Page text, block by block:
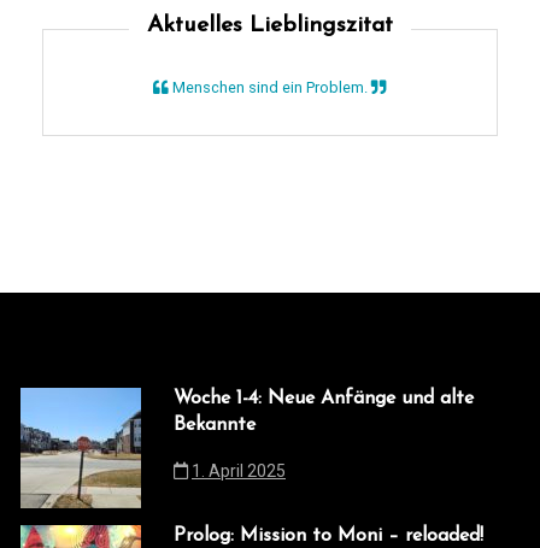
Aktuelles Lieblingszitat
Menschen sind ein Problem.
Woche 1-4: Neue Anfänge und alte
Bekannte
1. April 2025
Prolog: Mission to Moni – reloaded!